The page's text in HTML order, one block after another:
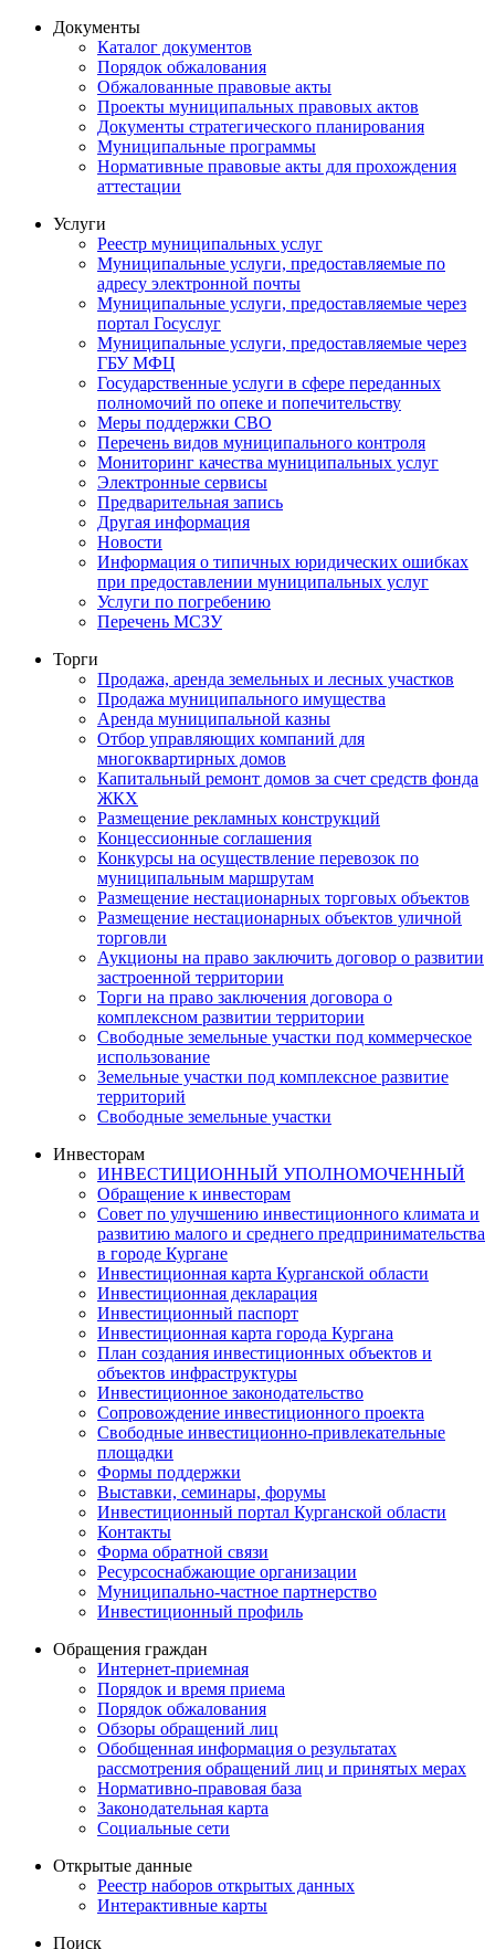
Документы
Каталог документов
Порядок обжалования
Обжалованные правовые акты
Проекты муниципальных правовых актов
Документы стратегического планирования
Муниципальные программы
Нормативные правовые акты для прохождения
аттестации
Услуги
Реестр муниципальных услуг
Муниципальные услуги, предоставляемые по
адресу электронной почты
Муниципальные услуги, предоставляемые через
портал Госуслуг
Муниципальные услуги, предоставляемые через
ГБУ МФЦ
Государственные услуги в сфере переданных
полномочий по опеке и попечительству
Меры поддержки СВО
Перечень видов муниципального контроля
Мониторинг качества муниципальных услуг
Электронные сервисы
Предварительная запись
Другая информация
Новости
Информация о типичных юридических ошибках
при предоставлении муниципальных услуг
Услуги по погребению
Перечень МСЗУ
Торги
Продажа, аренда земельных и лесных участков
Продажа муниципального имущества
Аренда муниципальной казны
Отбор управляющих компаний для
многоквартирных домов
Капитальный ремонт домов за счет средств фонда
ЖКХ
Размещение рекламных конструкций
Концессионные соглашения
Конкурсы на осуществление перевозок по
муниципальным маршрутам
Размещение нестационарных торговых объектов
Размещение нестационарных объектов уличной
торговли
Аукционы на право заключить договор о развитии
застроенной территории
Торги на право заключения договора о
комплексном развитии территории
Свободные земельные участки под коммерческое
использование
Земельные участки под комплексное развитие
территорий
Свободные земельные участки
Инвесторам
ИНВЕСТИЦИОННЫЙ УПОЛНОМОЧЕННЫЙ
Обращение к инвесторам
Совет по улучшению инвестиционного климата и
развитию малого и среднего предпринимательства
в городе Кургане
Инвестиционная карта Курганской области
Инвестиционная декларация
Инвестиционный паспорт
Инвестиционная карта города Кургана
План создания инвестиционных объектов и
объектов инфраструктуры
Инвестиционное законодательство
Сопровождение инвестиционного проекта
Свободные инвестиционно-привлекательные
площадки
Формы поддержки
Выставки, семинары, форумы
Инвестиционный портал Курганской области
Контакты
Форма обратной связи
Ресурсоснабжающие организации
Муниципально-частное партнерство
Инвестиционный профиль
Обращения граждан
Интернет-приемная
Порядок и время приема
Порядок обжалования
Обзоры обращений лиц
Обобщенная информация о результатах
рассмотрения обращений лиц и принятых мерах
Нормативно-правовая база
Законодательная карта
Социальные сети
Открытые данные
Реестр наборов открытых данных
Интерактивные карты
Поиск